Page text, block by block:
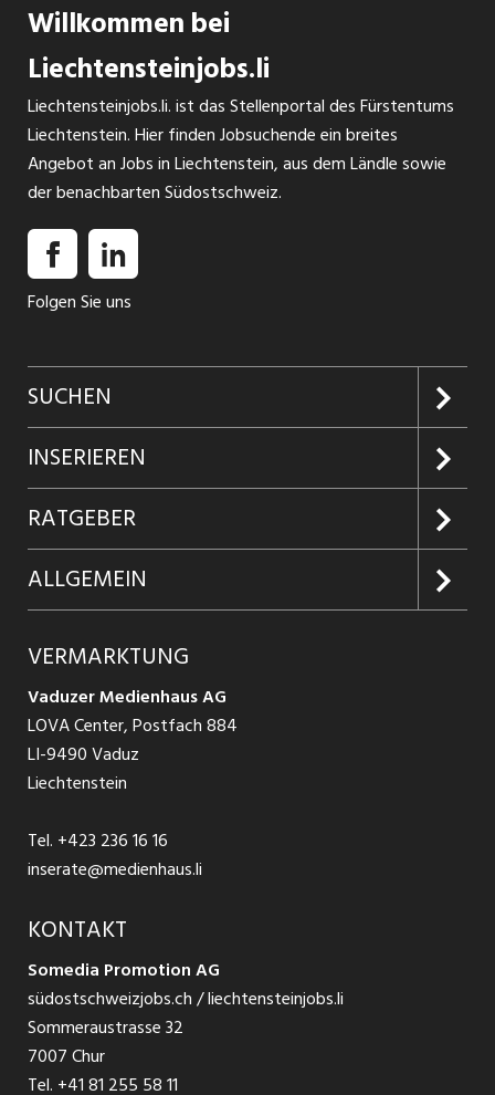
Willkommen bei
Liechtensteinjobs.li
Liechtensteinjobs.li. ist das Stellenportal des Fürstentums
Liechtenstein. Hier finden Jobsuchende ein breites
Angebot an Jobs in Liechtenstein, aus dem Ländle sowie
der benachbarten Südostschweiz.
Folgen Sie uns
SUCHEN
Jobs suchen
Jobabo
Firmen entdecken
Jobs in Graubünden
Jobs in St. Gallen
Jobs in Glarus
Jobs in der Südostschweiz
Temporär Jobs
Teilzeit Jobs
Praktikum
INSERIEREN
Kundenlogin
Inserieren
Produkte
Schnittstelle
RATGEBER
Glossar
Ratgeber Bewerbung / Rekrutierung
ALLGEMEIN
AGB
Datenschutzbestimmungen
Nutzungsbedingungen
Impressum
VERMARKTUNG
Vaduzer Medienhaus AG
LOVA Center, Postfach 884
LI-9490 Vaduz
Liechtenstein
Tel. +423 236 16 16
inserate@medienhaus.li
KONTAKT
Somedia Promotion AG
südostschweizjobs.ch / liechtensteinjobs.li
Sommeraustrasse 32
7007 Chur
Tel. +41 81 255 58 11